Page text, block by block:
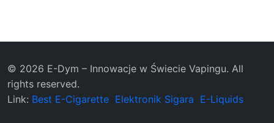
© 2026 E-Dym – Innowacje w Świecie Vapingu. All
rights reserved.
Link: Best E-Cigarette Elektronik Sigara E-Liquids